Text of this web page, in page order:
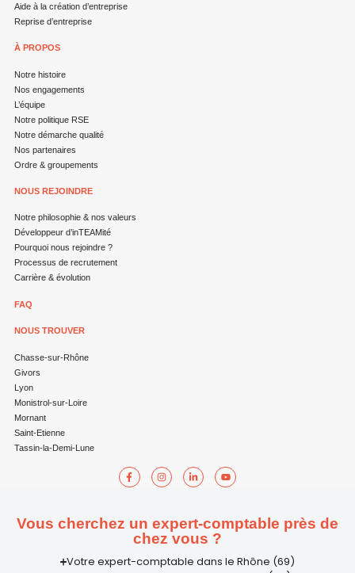
Aide à la création d’entreprise
Reprise d’entreprise
À PROPOS
Notre histoire
Nos engagements
L’équipe
Notre politique RSE
Notre démarche qualité
Nos partenaires
Ordre & groupements
NOUS REJOINDRE
Notre philosophie & nos valeurs
Développeur d’inTEAMité
Pourquoi nous rejoindre ?
Processus de recrutement
Carrière & évolution
FAQ
NOUS TROUVER
Chasse-sur-Rhône
Givors
Lyon
Monistrol-sur-Loire
Mornant
Saint-Etienne
Tassin-la-Demi-Lune
Vous cherchez un expert-comptable près de
chez vous ?
Votre expert-comptable dans le Rhône (69)